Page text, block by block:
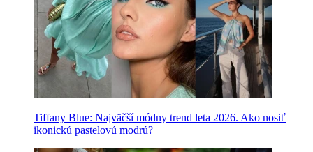
Tiffany Blue: Najväčší módny trend leta 2026. Ako nosiť
ikonickú pastelovú modrú?